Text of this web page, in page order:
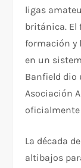
ligas
británica. El
formación y
en un
Banfield dio
Asociación
La década
altibajos